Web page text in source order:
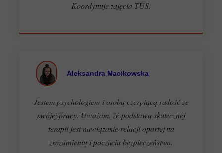
Aleksandra Macikowska
Jestem psychologiem i osobą czerpiącą radość ze
swojej pracy. Uważam, że podstawą skutecznej
terapii jest nawiązanie relacji opartej na
zrozumieniu i poczuciu bezpieczeństwa.
Koordynuje zajęcia TUS.